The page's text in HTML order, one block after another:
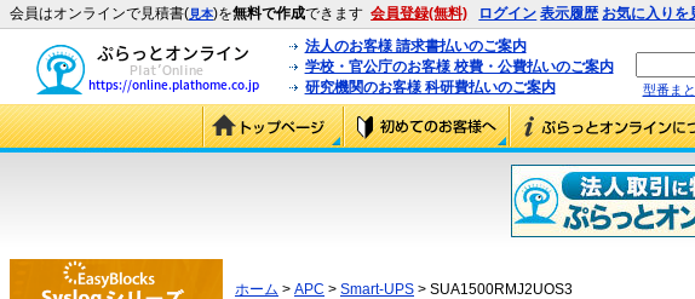
会員はオンラインで見積書(見本)を無料で作成できます 会員登録(無料) ログイン 表示履歴 お気に入りを
法人のお客様 請求書払いのご案内
学校・官公庁のお客様 校費・公費払いのご案内
研究機関のお客様 科研費払いのご案内
型番ま
ホーム > APC > Smart-UPS > SUA1500RMJ2UOS3